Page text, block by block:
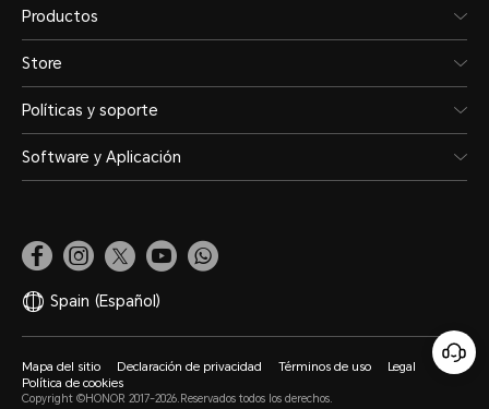
Productos
Store
Políticas y soporte
Software y Aplicación
Spain (Español)
Mapa del sitio Declaración de privacidad Términos de uso
Legal
Política de cookies
Copyright ©HONOR 2017-2026.Reservados todos los derechos.